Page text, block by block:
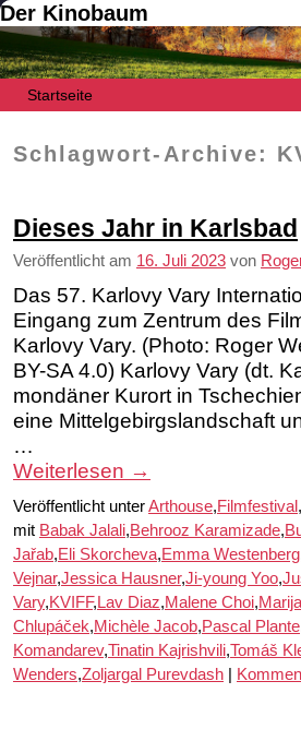
Der Kinobaum
Startseite
Schlagwort-Archive:
Dieses Jahr in Karlsbad
Veröffentlicht am 16. Juli 2023 von
Das 57. Karlovy Vary
Eingang zum Zentrum des
Karlovy Vary. (Photo: Roger
BY-SA 4.0) Karlovy Vary (dt.
mondäner Kurort in
eine Mittelgebirgslandschaft
…
Weiterlesen →
Veröffentlicht unterArthouse,Filmfestival ,
mit Babak Jalali,Behrooz Karamizade,
Jařab,Eli Skorcheva,Emma Westenberg
Vejnar,Jessica Hausner,Ji-young Yoo,
Vary,KVIFF, Lav Diaz,Malene Choi,
Chlupáček,Michèle Jacob,Pascal Plante
Komandarev,Tinatin Kajrishvili,Tomáš
Wenders,Zoljargal Purevdash